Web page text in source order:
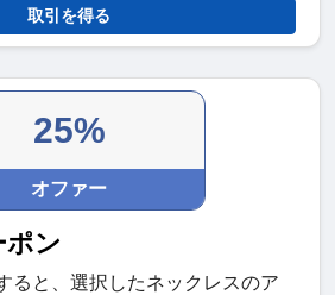
取引を得る
25%
オファー
ポン
ると、選択したネックレスのア